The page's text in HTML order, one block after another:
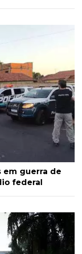
em guerra de
federal